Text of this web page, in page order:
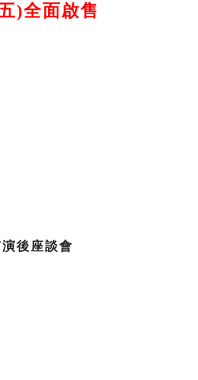
)全面啟售
後座談會